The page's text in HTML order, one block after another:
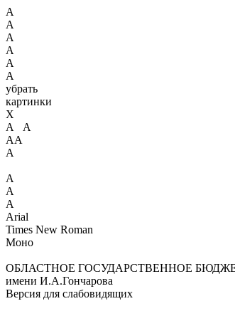
А
А
А
А
А
А
убрать
картинки
X
А А
АА
А
А
А
А
Arial
Times New Roman
Моно
ОБЛАСТНОЕ ГОСУДАРСТВЕННОЕ
имени И.А.Гончарова
Версия для слабовидящих